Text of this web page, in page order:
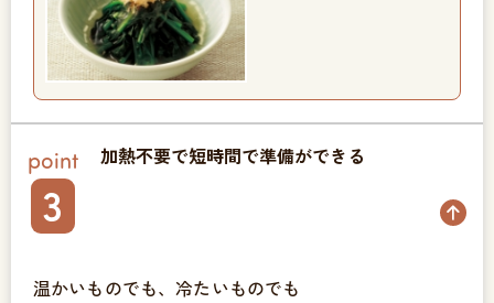
point
3
加熱不要で短時間で準備ができる
温かいものでも、冷たいものでも